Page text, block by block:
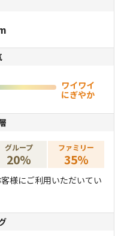
り占めできるソロキャン
ワイワイ
にぎやか
グループ
20%
ファミリー
35%
様にご利用いただいてい